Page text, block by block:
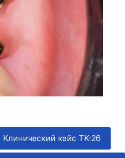
кейс TK-26